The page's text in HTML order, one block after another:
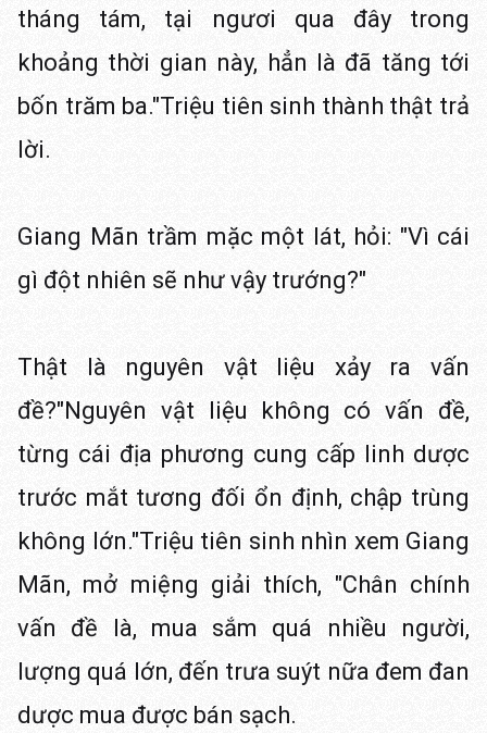
tháng tám, tại ngươi qua đây trong
khoảng thời gian này, hẳn là đã tăng tới
bốn trăm ba."Triệu tiên sinh thành thật trả
lời.
Giang Mãn trầm mặc một lát, hỏi: "Vì cái
gì đột nhiên sẽ như vậy trướng?"
Thật là nguyên vật liệu xảy ra vấn
đề?"Nguyên vật liệu không có vấn đề,
từng cái địa phương cung cấp linh dược
trước mắt tương đối ổn định, chập trùng
không lớn."Triệu tiên sinh nhìn xem Giang
Mãn, mở miệng giải thích, "Chân chính
vấn đề là, mua sắm quá nhiều người,
lượng quá lớn, đến trưa suýt nữa đem đan
dược mua được bán sạch.